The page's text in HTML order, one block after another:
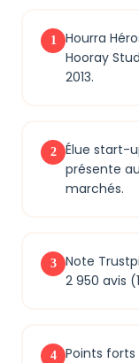
1
Hourra
Hooray
2013.
2
Élue start-
présente
marchés.
3
Note
2 950 avis
4
Points